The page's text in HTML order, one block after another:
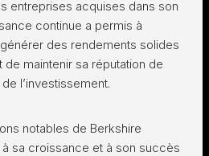
entreprises acquises dans son
continue a permis à
des rendements solides
maintenir sa réputation de
l’investissement.
notables de Berkshire
sa croissance et à son succès